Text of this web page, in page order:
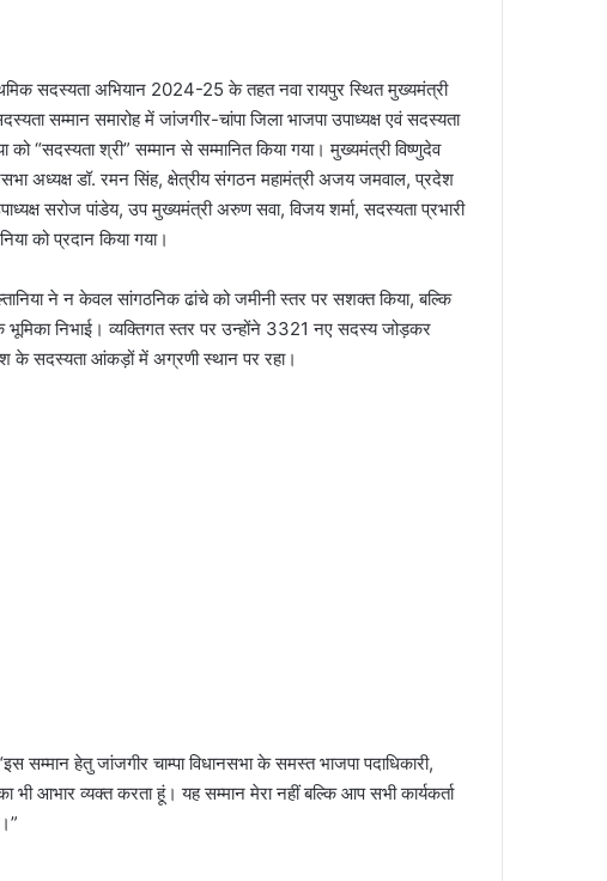
सदस्यता अभियान 2024-25 के तहत नवा रायपुर स्थित मुख्यमंत्री
सम्मान समारोह में जांजगीर-चांपा जिला भाजपा उपाध्यक्ष एवं सदस्यता
“सदस्यता श्री” सम्मान से सम्मानित किया गया। मुख्यमंत्री विष्णुदेव
अध्यक्ष डॉ. रमन सिंह, क्षेत्रीय संगठन महामंत्री अजय जमवाल, प्रदेश
सरोज पांडेय, उप मुख्यमंत्री अरुण सवा, विजय शर्मा, सदस्यता प्रभारी
को प्रदान किया गया।
ने न केवल सांगठनिक ढांचे को जमीनी स्तर पर सशक्त किया, बल्कि
भूमिका निभाई। व्यक्तिगत स्तर पर उन्होंने 3321 नए सदस्य जोड़कर
के सदस्यता आंकड़ों में अग्रणी स्थान पर रहा।
सम्मान हेतु जांजगीर चाम्पा विधानसभा के समस्त भाजपा पदाधिकारी,
भी आभार व्यक्त करता हूं। यह सम्मान मेरा नहीं बल्कि आप सभी कार्यकर्ता